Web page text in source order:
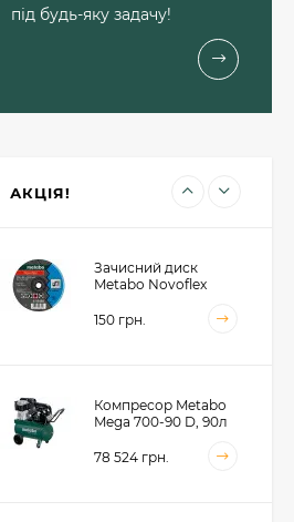
під будь-яку задачу!
АКЦІЯ!
по дереву Metabo
Pionier T 234х91 мм
Зачисний диск
Metabo Novoflex
(616468000)
150 грн.
Компресор Metabo
Mega 700-90 D, 90л
78 524 грн.